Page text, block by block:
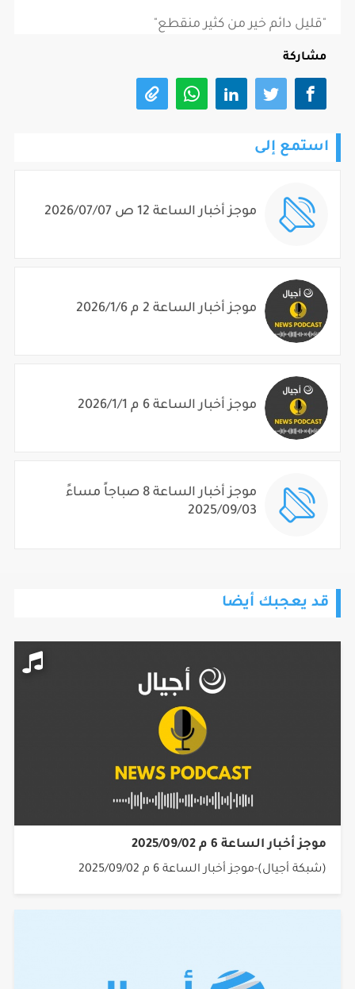
"قليل دائم خير من كثير منقطع"
مشاركة
استمع إلى
موجز أخبار الساعة 12 ص 2026/07/07
موجز أخبار الساعة 2 م 2026/1/6
موجز أخبار الساعة 6 م 2026/1/1
موجز أخبار الساعة 8 صباجاً مساءً
2025/09/03
قد يعجبك أيضا
موجز أخبار الساعة 6 م 2025/09/02
(شبكة أجيال)-موجز أخبار الساعة 6 م 2025/09/02